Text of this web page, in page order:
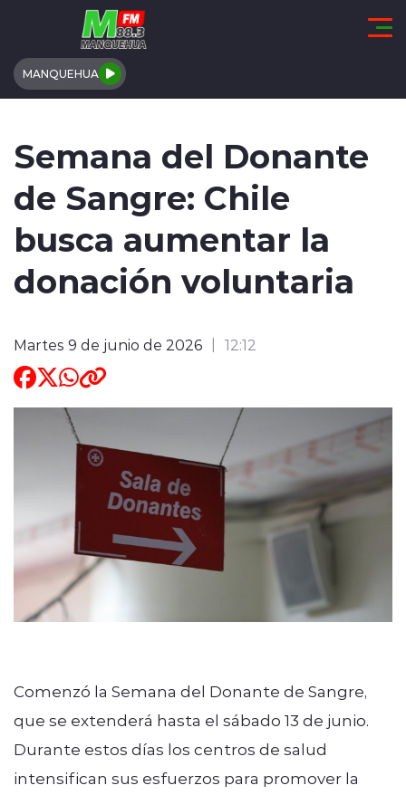
Click acá para ir directamente al contenido
MANQUEHUA
REGIONALES
ACTUALIDAD
DEPORTES
INTERNACIONAL
ENTREVISTAS
modo claro
Semana del Donante
de Sangre: Chile
busca aumentar la
donación voluntaria
Martes 9 de junio de 2026 12:12
Comenzó la Semana del Donante de Sangre,
que se extenderá hasta el sábado 13 de junio.
Durante estos días los centros de salud
intensifican sus esfuerzos para promover la